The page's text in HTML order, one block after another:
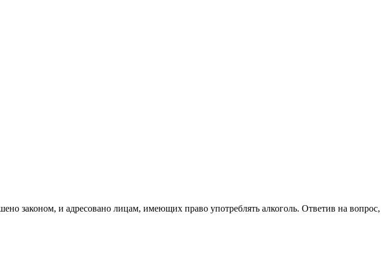
законом, и адресовано лицам, имеющих право употреблять алкоголь. Ответив на вопрос,